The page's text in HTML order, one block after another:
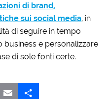
di brand,
sui social media, in
di seguire in tempo
business e personalizzare
di sole fonti certe.